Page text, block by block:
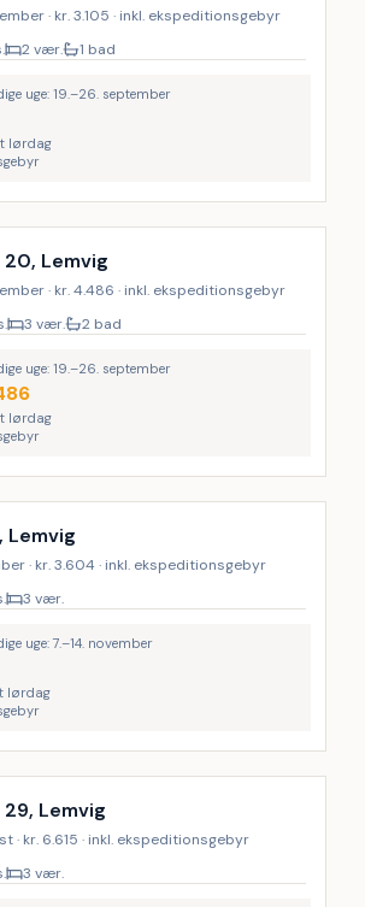
· kr. 3.105 · inkl. ekspeditionsgebyr
2 vær. 1 bad
uge: 19.–26. september
lørdag
Lemvig
· kr. 4.486 · inkl. ekspeditionsgebyr
3 vær. 2 bad
uge: 19.–26. september
lørdag
Lemvig
· kr. 3.604 · inkl. ekspeditionsgebyr
3 vær.
uge: 7.–14. november
lørdag
Lemvig
· kr. 6.615 · inkl. ekspeditionsgebyr
3 vær.